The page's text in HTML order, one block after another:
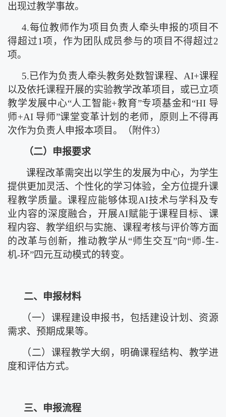
出现过教学事故。
4.每位教师作为项目负责人牵头申报的项目不
得超过1项，作为团队成员参与的项目不得超过2
项。
5.已作为负责人牵头教务处数智课程、AI+课程
以及依托课程开展的实验教学改革项目，或已立项
教学发展中心“人工智能+教育”专项基金和 “HI 导
师+AI 导师”课堂变革计划的老师，原则上不得再
次作为负责人申报本项目。
（ 附件3）
（二）申报要求
课程改革需突出以学生的发展为中心，为学生
提供更加灵活、个性化的学习体验，全方位提升课
程教学质量。课程应能够体现AI技术与学科及专
业内容的深度融合，开展AI赋能于课程目标、课
程内容、教学组织与实施、课程考核与评价等方面
的改革与创新，推动教学从“师生交互”向“师-生-
机-环”四元互动模式的转变。
二、 申报材料
（一） 课程建设申报书，包括建设计划、资源
需求、预期成果等。
（二） 课程教学大纲，明确课程结构、教学进
度和评估方式。
三、申报流程